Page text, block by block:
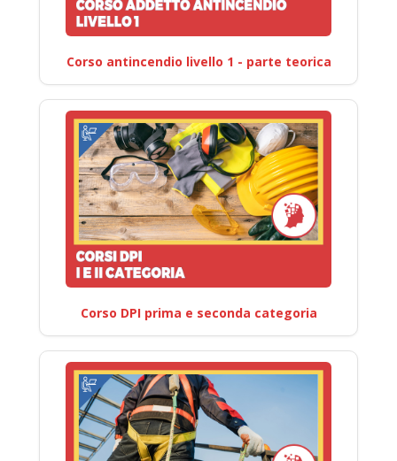
Corso antincendio livello 1 - parte teorica
Corso DPI prima e seconda categoria